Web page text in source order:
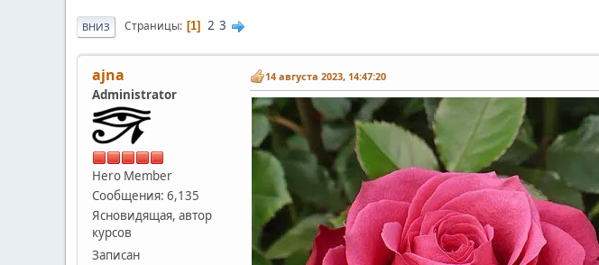
ВНИЗ Страницы 1 2 3
ajna
Administrator
Hero Member
Сообщения: 6,135
Ясновидящая, автор
курсов
Записан
14 августа 2023, 14:47:20